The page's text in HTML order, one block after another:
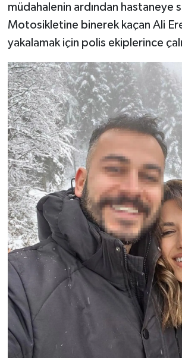
müdahalenin ardından hastaneye
Motosikletine binerek kaçan Ali
yakalamak için polis ekiplerince